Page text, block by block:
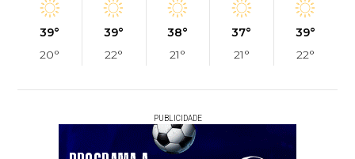
39°
20°
39°
22°
38°
21°
37°
21°
39°
22°
PUBLICIDADE